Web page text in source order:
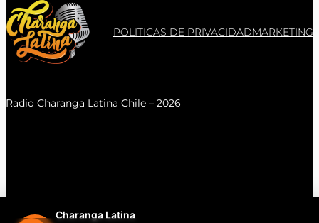
Charanga Latina
POLITICAS DE PRIVACIDADMARKETING
Radio Charanga Latina Chile – 2026